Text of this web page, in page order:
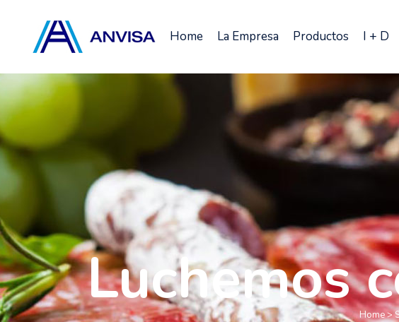
Home La Empresa Productos I + D
LuchemosHome>